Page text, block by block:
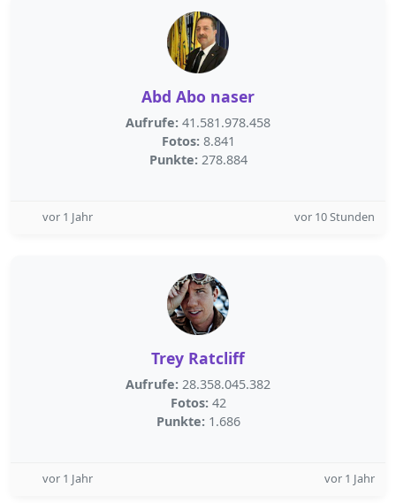
Abd Abo naser
Aufrufe: 41.581.978.458
Fotos: 8.841
Punkte: 278.884
vor 1 Jahr vor 10 Stunden
Trey Ratcliff
Aufrufe: 28.358.045.382
Fotos: 42
Punkte: 1.686
vor 1 Jahr vor 1 Jahr